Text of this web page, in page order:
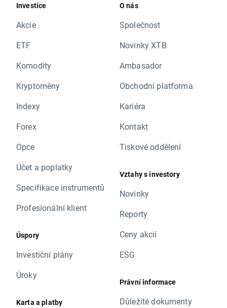
Investice
Akcie
ETF
Komodity
Kryptoměny
Indexy
Forex
Opce
Účet a poplatky
Specifikace instrumentů
Profesionální klient
Úspory
Investiční plány
Úroky
Karta a platby
O nás
Společnost
Novinky XTB
Ambasador
Obchodní platforma
Kariéra
Kontakt
Tiskové oddělení
Vztahy s investory
Novinky
Reporty
Ceny akcií
ESG
Právní informace
Důležité dokumenty